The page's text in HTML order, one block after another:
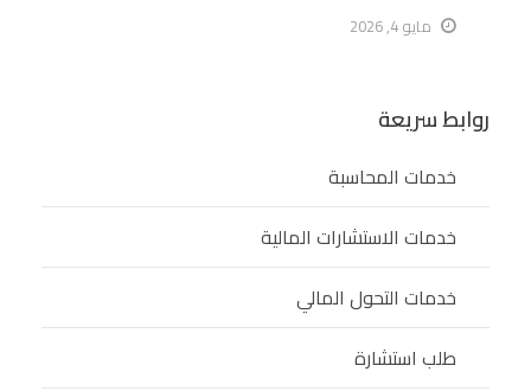
مايو 4, 2026
روابط سريعة
خدمات المحاسبة
خدمات الاستشارات المالية
خدمات التحول المالي
طلب استشارة